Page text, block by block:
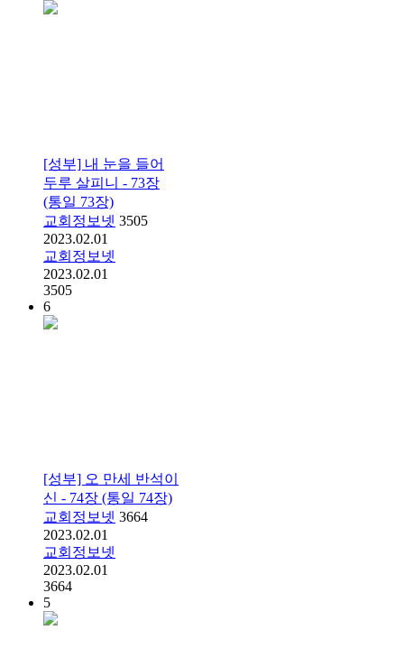
[성부] 내 눈을 들어
두루 살피니 - 73장
(통일 73장)
교회정보넷 3505
2023.02.01
교회정보넷
2023.02.01
3505
6
[성부] 오 만세 반석이
신 - 74장 (통일 74장)
교회정보넷 3664
2023.02.01
교회정보넷
2023.02.01
3664
5